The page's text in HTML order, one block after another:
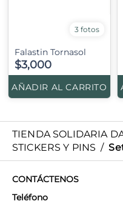
3 fotos
Falastin Tornasol
$3,000
AÑADIR AL CARRITO
TIENDA SOLIDARIA
STICKERS Y PINS /
CONTÁCTENOS
Teléfono